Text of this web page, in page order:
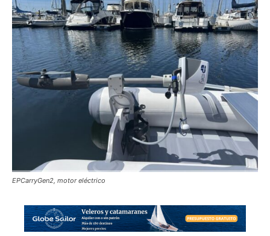
EPCarryGen2, motor eléctrico